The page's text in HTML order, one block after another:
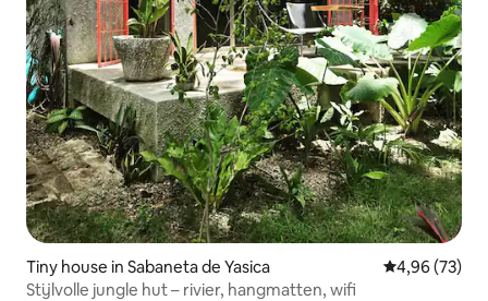
Tiny house in Sabaneta de Yasica Gemiddelde
4,96 (73)
Stijlvolle jungle hut – rivier, hangmatten, wifi